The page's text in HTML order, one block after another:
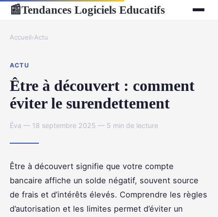
📰Tendances Logiciels Educatifs
Accueil›Actu
ACTU
Être à découvert : comment
éviter le surendettement
Éva — 18 septembre 2025 — 5 min de lecture
Être à découvert signifie que votre compte
bancaire affiche un solde négatif, souvent source
de frais et d’intérêts élevés. Comprendre les règles
d’autorisation et les limites permet d’éviter un